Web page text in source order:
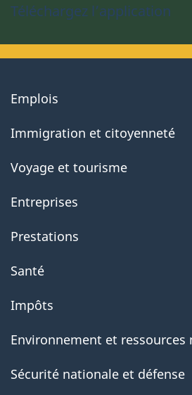
Téléchargez l’application
About
government
Emplois
Immigration et citoyenneté
Voyage et tourisme
Entreprises
Prestations
Santé
Impôts
Environnement et ressources
Sécurité nationale et défense